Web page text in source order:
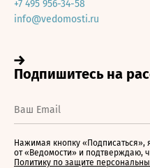
+7 495 956-34-58
info@vedomosti.ru
Нажимая кнопку «Подписаться»,
от «Ведомости» и подтверждаю,
Политику по защите